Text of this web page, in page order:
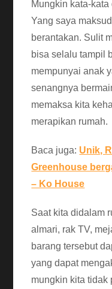
Mungkin kata-
Yang saya
berantakan. Sulit
bisa selalu tampil
mempunyai anak
senangnya
memaksa kita
merapikan rumah.
Baca juga: Unik,
Greenhouse
– Ko House
Saat kita didalam
almari, rak TV,
barang tersebut
yang dapat
mungkin kita tidak